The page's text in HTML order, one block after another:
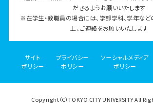
ださるようお願いいたします
※在学生・教職員の場合には、学部学科、学年な
上、ご連絡をお願いいたします
サイト
ポリシー
プライバシー
ポリシー
ソーシャルメディア
ポリシー
Copyright（C）TOKYO CITY UNIVERSITY All